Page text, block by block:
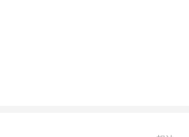
启蒙前就买过一根，贝灵点读
喜欢的，音质也不错，就是配套
本书好像带中英文，数学，成